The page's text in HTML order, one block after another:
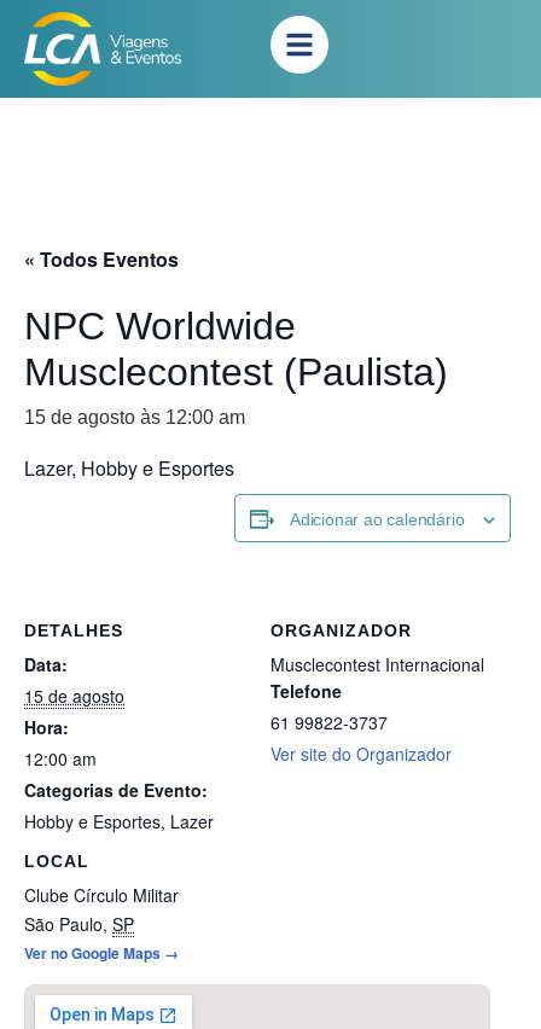
« Todos Eventos
NPC Worldwide
Musclecontest (Paulista)
15 de agosto às 12:00 am
Lazer, Hobby e Esportes
Adicionar ao calendário
DETALHES
Data:
15 de agosto
Hora:
12:00 am
Categorias de Evento:
Hobby e Esportes, Lazer
LOCAL
Clube Círculo Militar
São Paulo, SP
Ver no Google Maps →
ORGANIZADOR
Musclecontest Internacional
Telefone
61 99822-3737
Ver site do Organizador